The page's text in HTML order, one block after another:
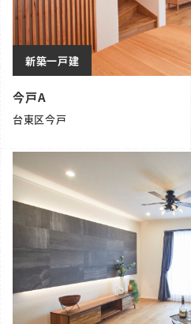
新築一戸建
今戸A
台東区今戸